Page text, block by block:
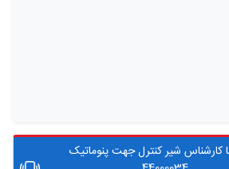
کارشناس شیر کنترل جهت پنوماتیک